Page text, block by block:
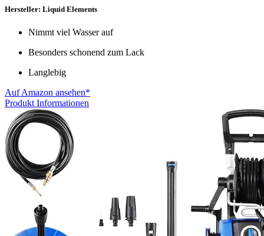
Hersteller: Liquid Elements
Nimmt viel Wasser auf
Besonders schonend zum Lack
Langlebig
Auf Amazon ansehen*
Produkt Informationen